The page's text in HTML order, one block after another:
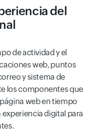
del
de actividad y el
web, puntos
y sistema de
los componentes que
web en tiempo
digital para